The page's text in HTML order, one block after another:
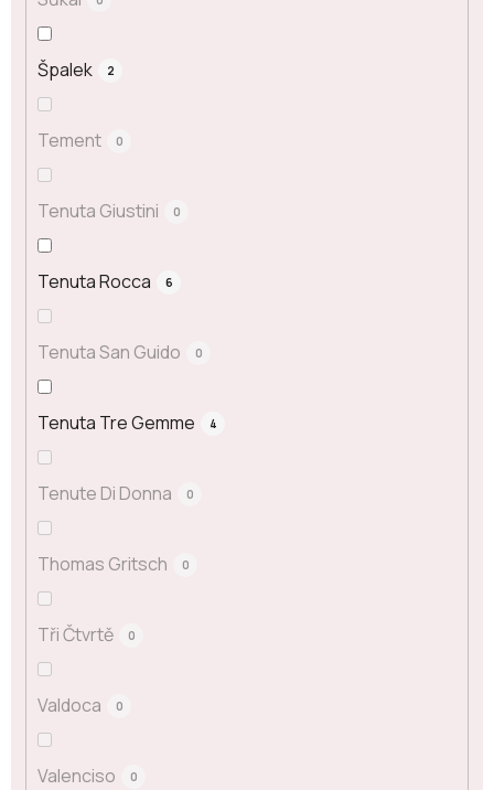
Špalek 2
Tement 0
Tenuta Giustini 0
Tenuta Rocca 6
Tenuta San Guido 0
Tenuta Tre Gemme 4
Tenute Di Donna 0
Thomas Gritsch 0
Tři Čtvrtě 0
Valdoca 0
Valenciso 0